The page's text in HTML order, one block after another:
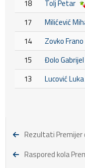
18 Tolj Petar
17 Milićević
14 Zovko Frano
15 Đolo Gabrijel
13 Lucović Luka
Rezultati Premijer
Raspored kola